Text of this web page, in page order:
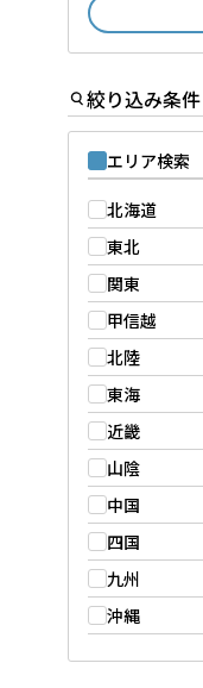
絞り込み条件
エリア検索
北海道
東北
関東
甲信越
北陸
東海
近畿
山陰
中国
四国
九州
沖縄